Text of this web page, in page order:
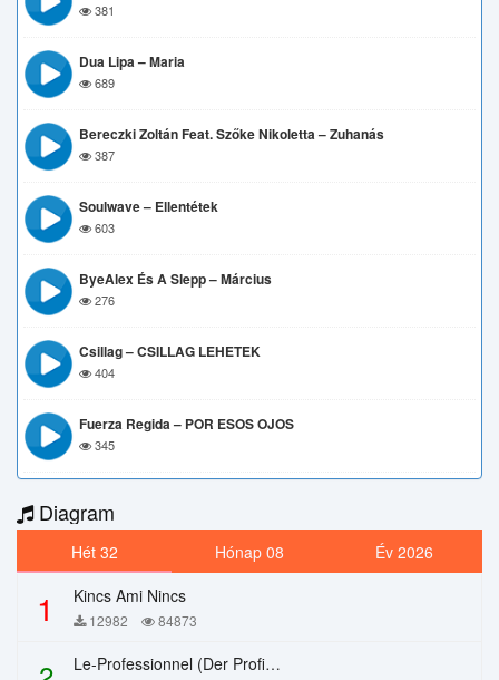
381
Dua Lipa – Maria
689
Bereczki Zoltán Feat. Szőke Nikoletta – Zuhanás
387
Soulwave – Ellentétek
603
ByeAlex És A Slepp – Március
276
Csillag – CSILLAG LEHETEK
404
Fuerza Regida – POR ESOS OJOS
345
Diagram
Hét 32 Hónap 08 Év 2026
1 Kincs Ami Nincs
12982 84873
Le-Professionnel (Der Profi) – Chi Mai